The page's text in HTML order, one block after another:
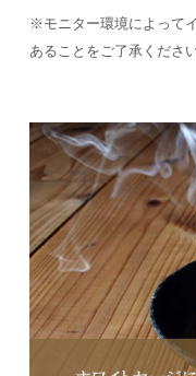
※モニター環境によって
あることをご了承ください